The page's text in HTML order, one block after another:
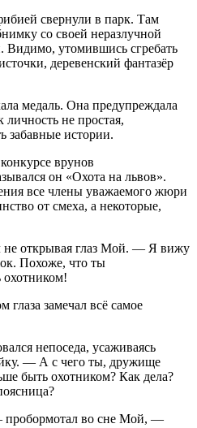
свернули в парк. Там
со своей неразлучной
утомившись сгребать
деревенский фантазёр
медаль. Она предупреждала
не простая,
забавные истории.
врунов
он «Охота на львов».
все члены уважаемого жюри
от смеха, а некоторые,
открывая глаз Мой. — Я вижу
Похоже, что ты
охотником!
замечал всё самое
непоседа, усаживаясь
— А с чего ты, дружище
быть охотником? Как дела?
во сне Мой, —